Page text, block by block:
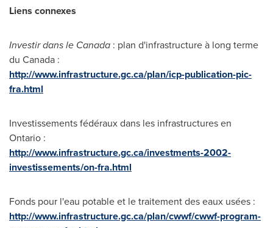
Liens connexes
Investir dans le Canada : plan d'infrastructure à long terme
du Canada :
http://www.infrastructure.gc.ca/plan/icp-publication-pic-
fra.html
Investissements fédéraux dans les infrastructures en
Ontario :
http://www.infrastructure.gc.ca/investments-2002-
investissements/on-fra.html
Fonds pour l'eau potable et le traitement des eaux usées :
http://www.infrastructure.gc.ca/plan/cwwf/cwwf-program-